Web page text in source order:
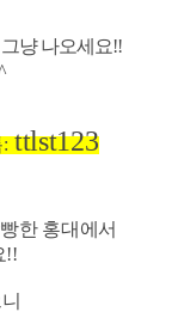
그냥 나오세요!!
ttlst123
한 홍대에서
!!